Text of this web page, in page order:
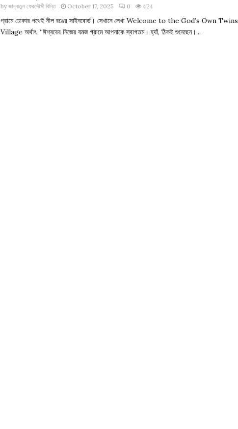
byজান্নাতুল ফেরদৌসী বিন্তি October 17, 2025 0 424
গ্রামে ঢোকার পথেই নীল রঙের সাইনবোর্ড। সেখানে লেখা Welcome to the God’s Own Twins
Village অর্থাৎ, “ঈশ্বরের নিজের যমজ গ্রামে আপনাকে স্বাগতম। হ্যাঁ, ঠিকই শুনেছেন।...